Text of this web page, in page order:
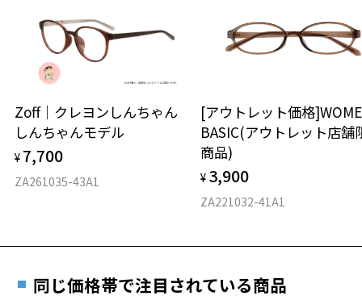
お持ちのZoffメガネサイズを確認するには？
仕上がり寸法
D 仕上がりの横幅：約140mm
10.4g
きます。
※保証期間内に交換が行われた場合、保証期間は初期の期間から
延長されません。
安心2 視力測定無料
視力の変化を早めに発見するために、定期的な視
力測定をおすすめいたします。
安心3 かかり具合調整無料
す。
談ください。
＜メガネの度数情報がわからない方へ＞
オンラインストアでフレームのみ購入して、
実店舗で度付きにできます
ご購入時に「レンズ交換券」をお選びいただくと、実店舗で
度数を測定のうえ、度付きレンズ（標準セットレンズ）へ無
お近くのZoff実店舗にて度数を測定いただけます（無料）。
その際は記入用紙をダウンロードしてお使いください。
Zoff｜クレヨンしんちゃん
しんちゃんモデル
¥ 7,700
ZA261035-43A1
[アウトレット価格
BASIC(アウトレット店舗
商品)
¥ 3,900
ZA221032-41A1
同じ価格帯で注目されている商品